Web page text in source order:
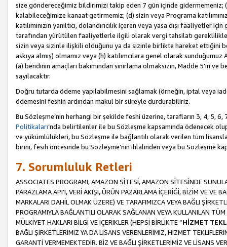
size göndereceğimiz bildirimizi takip eden 7 gün içinde gidermemeniz;
kalabileceğimize kanaat getirmemiz; (d) sizin veya Programa
katılımınızın yanıltıcı, dolandırıcılık içeren veya yasa dışı
tarafından yürütülen faaliyetlerle ilgili olarak vergi tahsilatı
sizin veya sizinle ilişkili olduğunu ya da sizinle birlikte hareket ettiğini
askıya almış) olmamız veya (h) katılımcılara genel olarak
(a) bendinin amaçları bakımından sınırlama olmaksızın, Madde 5’in
sayılacaktır.
Doğru tutarda ödeme yapılabilmesini sağlamak (örneğin, iptal veya
ödemesini feshin ardından makul bir süreyle durdurabiliriz.
Bu Sözleşme’nin herhangi bir şekilde feshi üzerine, tarafların 3, 4, 5,
Politikaları’nda belirtilenler ile bu Sözleşme kapsamında ödenecek
ve yükümlülükleri, bu Sözleşme ile bağlantılı olarak verilen tüm
birini, fesih öncesinde bu Sözleşme’nin ihlalinden veya bu Sözleşme
7. Sorumluluk Retleri
ASSOCIATES PROGRAMI, AMAZON SİTESİ, AMAZON SİTESİNDE
PARAZLAMA API’I, VERİ AKIŞI, ÜRÜN PAZARLAMA İÇERİĞİ, BİZİM VE VE
MARKALARI DAHİL OLMAK ÜZERE) VE TARAFIMIZCA VEYA BAĞLI
PROGRAMIYLA BAĞLANTILI OLARAK SAĞLANAN VEYA KULLANILAN
MÜLKİYET HAKLARI BİLGİ VE İÇERİKLER (HEPSİ BİRLİKTE “HİZMET
BAĞLI ŞİRKETLERİMİZ YA DA LİSANS VERENLERİMİZ, HİZMET
GARANTİ VERMEMEKTEDİR. BİZ VE BAĞLI ŞİRKETLERİMİZ VE LİSANS